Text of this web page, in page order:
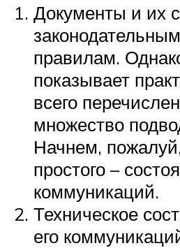
Документы и их
правилам.
показывает
всего
множество
Начнем,
простого –
коммуникаций.
Техническое
его